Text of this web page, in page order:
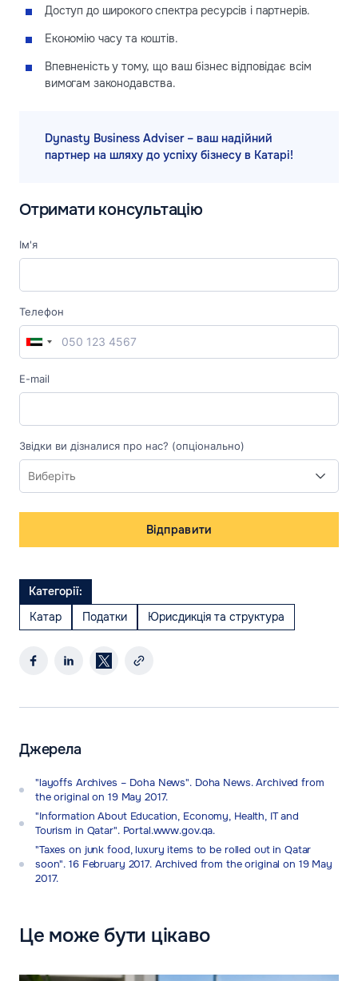
Доступ до широкого спектра ресурсів і партнерів.
Економію часу та коштів.
Впевненість у тому, що ваш бізнес відповідає всім
вимогам законодавства.
Dynasty Business Adviser – ваш надійний
партнер на шляху до успіху бізнесу в Катарі!
Отримати консультацію
Ім'я
Телефон
E-mail
Звідки ви дізналися про нас? (опціонально)
Відправити
Категорії:
Катар
Податки Юрисдикція та структура
Джерела
"layoffs Archives – Doha News". Doha News. Archived from
the original on 19 May 2017.
"Information About Education, Economy, Health, IT and
Tourism in Qatar". Portal.www.gov.qa.
"Taxes on junk food, luxury items to be rolled out in Qatar
soon". 16 February 2017. Archived from the original on 19 May
2017.
Це може бути цікаво